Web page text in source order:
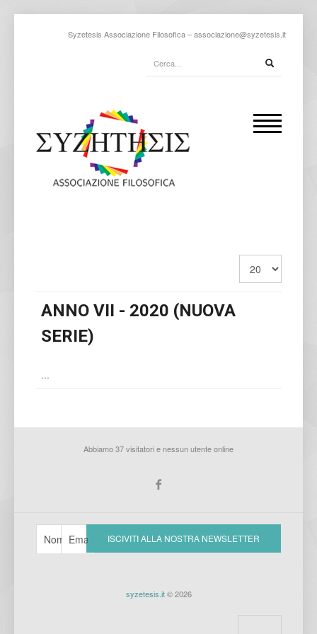
Syzetesis Associazione Filosofica –associazione@syzetesis.it
ANNO VII - 2020 (NUOVA
SERIE)
...
Abbiamo 37 visitatori e nessun utente online
syzetesis.it© 2026